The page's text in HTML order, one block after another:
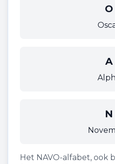
O
A
N
Het NAVO-alfabet, ook